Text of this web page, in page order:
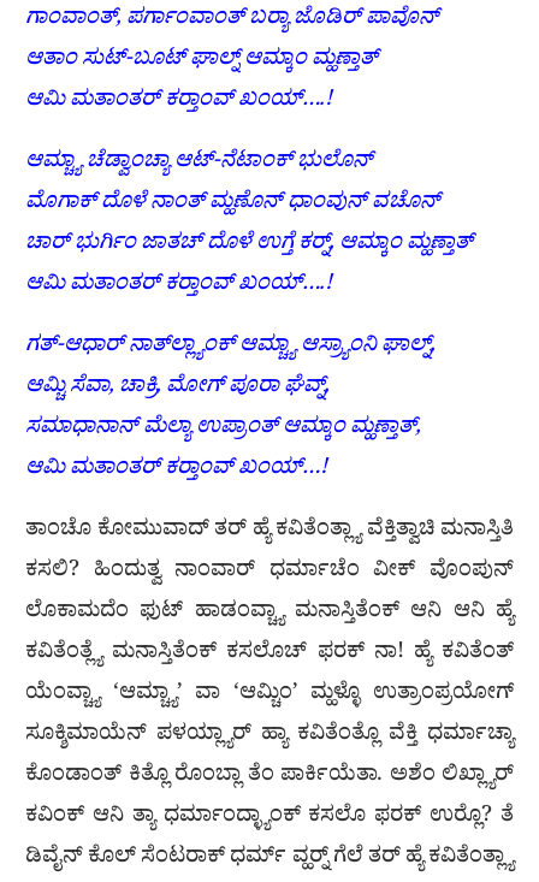
ಗಾಂವಾಂತ್, ಪರ್ಗಾಂವಾಂತ್ ಬರ‍್ಯಾ ಜೊಡಿರ್ ಪಾವೊನ್
ಆತಾಂ ಸುಟ್-ಬೂಟ್ ಘಾಲ್ನ್ ಆಮ್ಕಾಂ ಮ್ಹಣ್ತಾತ್
ಆಮಿ ಮತಾಂತರ್ ಕರ‍್ತಾಂವ್ ಖಂಯ್….!
ಆಮ್ಚ್ಯಾ ಚೆಡ್ವಾಂಚ್ಯಾ ಆಟ್-ನೆಟಾಂಕ್ ಭುಲೊನ್
ಮೊಗಾಕ್ ದೊಳೆ ನಾಂತ್ ಮ್ಹಣೊನ್ ಧಾಂವುನ್ ವಚೊನ್
ಚಾರ್ ಭುರ್ಗಿಂ ಜಾತಚ್ ದೊಳೆ ಉಗ್ತೆ ಕರ‍್ನ್, ಆಮ್ಕಾಂ ಮ್ಹಣ್ತಾತ್
ಆಮಿ ಮತಾಂತರ್ ಕರ‍್ತಾಂವ್ ಖಂಯ್….!
ಗತ್-ಆಧಾರ್ ನಾತ್‌ಲ್ಲ್ಯಾಂಕ್ ಆಮ್ಚ್ಯಾ ಆಸ್ರ್ಯಾಂನಿ ಘಾಲ್ನ್,
ಆಮ್ಚಿ ಸೆವಾ, ಚಾಕ್ರಿ, ಮೋಗ್ ಪೂರಾ ಘೆವ್ನ್,
ಸಮಾಧಾನಾನ್ ಮೆಲ್ಯಾ ಉಪ್ರಾಂತ್ ಆಮ್ಕಾಂ ಮ್ಹಣ್ತಾತ್,
ಆಮಿ ಮತಾಂತರ್ ಕರ‍್ತಾಂವ್ ಖಂಯ್…!
ತಾಂಚೊ ಕೋಮುವಾದ್ ತರ್ ಹ್ಯೆ ಕವಿತೆಂತ್ಲ್ಯಾ ವೆಕ್ತಿತ್ವಾಚಿ ಮನಾಸ್ತಿತಿ
ಕಸಲಿ? ಹಿಂದುತ್ವ ನಾಂವಾರ್ ಧರ್ಮಾಚೆಂ ವೀಕ್ ವೊಂಪುನ್
ಲೊಕಾಮದೆಂ ಫುಟ್ ಹಾಡಂವ್ಚ್ಯಾ ಮನಾಸ್ತಿತೆಂಕ್ ಆನಿ ಆನಿ ಹ್ಯೆ
ಕವಿತೆಂತ್ಲ್ಯೆ ಮನಾಸ್ತಿತೆಂಕ್ ಕಸಲೊಚ್ ಫರಕ್ ನಾ! ಹ್ಯೆ ಕವಿತೆಂತ್
ಯೆಂವ್ಚ್ಯಾ ‘ಆಮ್ಚ್ಯಾ’ ವಾ ‘ಆಮ್ಚಿಂ’ ಮ್ಹಳ್ಳೊ ಉತ್ರಾಂಪ್ರಯೋಗ್
ಸೂಕ್ಶಿಮಾಯೆನ್ ಪಳಯ್ಲ್ಯಾರ್ ಹ್ಯಾ ಕವಿತೆಂತ್ಲೊ ವೆಕ್ತಿ ಧರ್ಮಾಚ್ಯಾ
ಕೊಂಡಾಂತ್ ಕಿತ್ಲೊ ರೊಂಬ್ಲಾ ತೆಂ ಪಾರ್ಕಿಯೆತಾ. ಅಶೆಂ ಲಿಖ್ಲ್ಯಾರ್
ಕವಿಂಕ್ ಆನಿ ತ್ಯಾ ಧರ್ಮಾಂದ್ಳ್ಯಾಂಕ್ ಕಸಲೊ ಫರಕ್ ಉರ‍್ಲೊ? ತೆ
ಡಿವೈನ್ ಕೊಲ್ ಸೆಂಟರಾಕ್ ಧರ್ಮ್ ವ್ಹರ‍್ನ್ ಗೆಲೆ ತರ್ ಹ್ಯೆ ಕವಿತೆಂತ್ಲ್ಯಾ